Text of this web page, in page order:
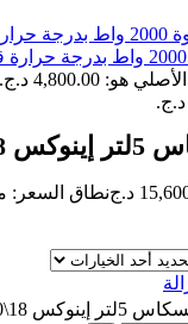
هو: 4,800.00 د.ج.
تركي
د.ج
صنع تركي